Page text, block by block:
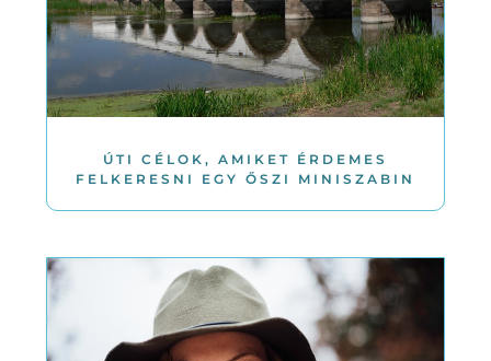
ÚTI CÉLOK, AMIKET ÉRDEMES
FELKERESNI EGY ŐSZI MINISZABIN